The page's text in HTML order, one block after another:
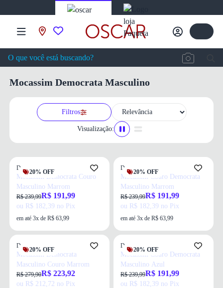
Mocassim Democrata Masculino
Filtros
Visualização:
20% OFF
Democrata
Mocassim Democrata Couro
Masculino Marrom
R$ 239,99R$ 191,99
ou R$ 182,39 no Pix
em até 3x de R$ 63,99
20% OFF
Democrata
Mocassim Couro Democrata
Masculino Marrom
R$ 239,99R$ 191,99
ou R$ 182,39 no Pix
em até 3x de R$ 63,99
20% OFF
Democrata
Mocassim Democrata
Masculino Couro Marrom
R$ 279,90R$ 223,92
ou R$ 212,72 no Pix
20% OFF
Democrata
Mocassim Couro Democrata
Masculino Azul
R$ 239,99R$ 191,99
ou R$ 182,39 no Pix